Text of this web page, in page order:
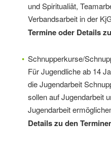
und Spiritualiät,
Verbandsarbeit in der
Termine oder Details
Schnupperkurse/
Für Jugendliche ab 14
die Jugendarbeit
sollen auf Jugendarbeit
Jugendarbeit
Details zu den